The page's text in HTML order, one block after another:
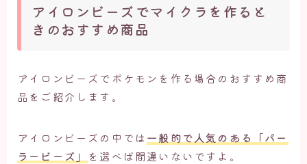
アイロンビーズでマイクラを作ると
きのおすすめ商品
アイロンビーズでポケモンを作る場合のおすすめ商
品をご紹介します。
アイロンビーズの中では一般的で人気のある「パー
ラービーズ」 を選べば間違いないですよ。